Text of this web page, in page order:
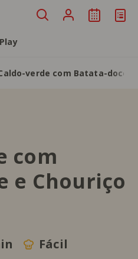
principal
Play
verde com Batata-doce e
com
e Chouriço
Fácil